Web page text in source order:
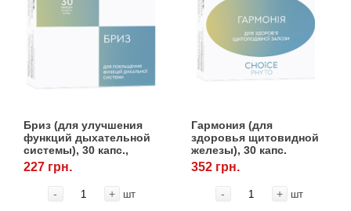
Бриз (для улучшения
функций дыхательной
системы), 30 капс.,
Choice
227 грн.
- + шт
Гармония (для
здоровья щитовидной
железы), 30 капс.
352 грн.
- + шт